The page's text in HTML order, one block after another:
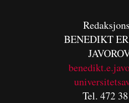
BENEDIKT
Tel. 472